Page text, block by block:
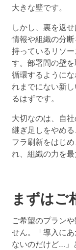
大きな壁です。
しかし、裏を返
情報や組織の分
持っているリソ
す。部署間の壁
循環するように
れまでにない新
るはずです。
大切なのは、自
継ぎ足しをやめ
フラ刷新をはじ
れ、組織の力を最
まずはご
ご希望のプラン
せん。「導入に
ないのだけど…」